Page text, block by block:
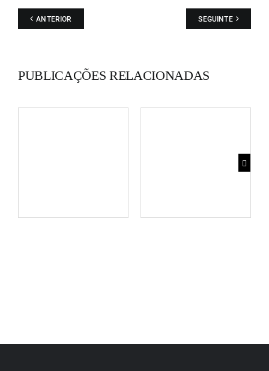
ANTERIOR SEGUINTE
PUBLICAÇÕES RELACIONADAS